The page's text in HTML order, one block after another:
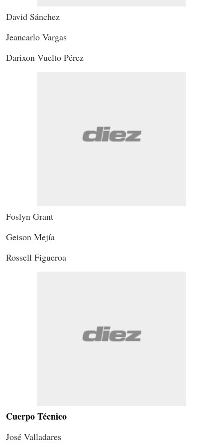
David Sánchez
Jeancarlo Vargas
Darixon Vuelto Pérez
Foslyn Grant
Geison Mejía
Rossell Figueroa
Cuerpo Técnico
José Valladares